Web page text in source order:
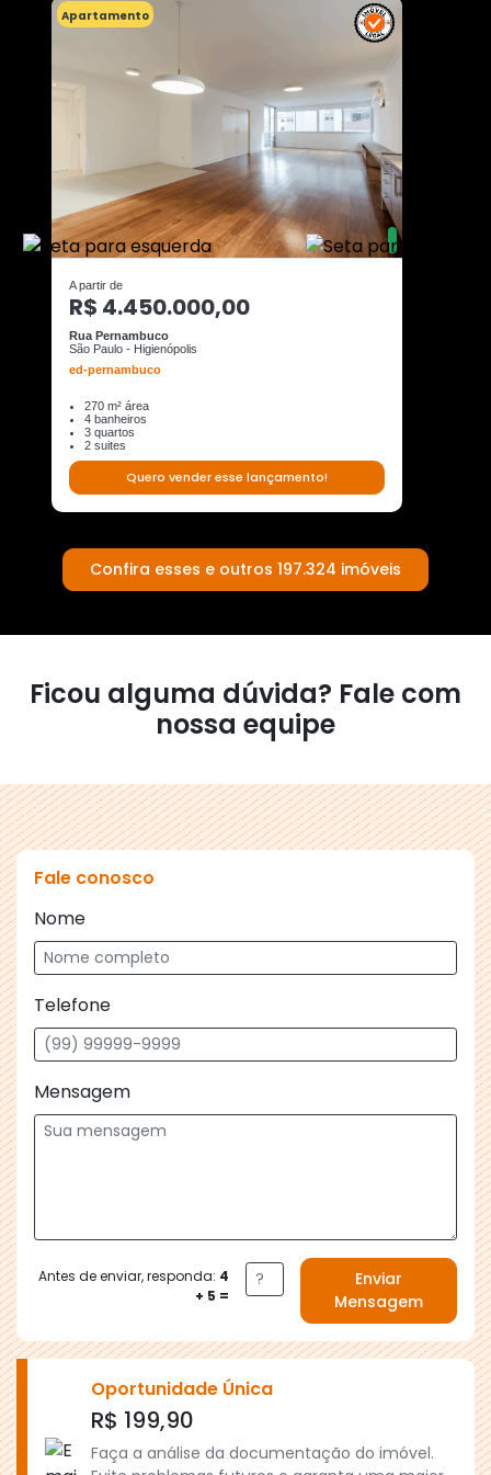
Apartamento
A partir de
R$ 4.450.000,00
Rua Pernambuco
São Paulo - Higienópolis
ed-pernambuco
270 m² área
4 banheiros
3 quartos
2 suites
Quero vender esse lançamento!
Confira esses e outros 197.324 imóveis
Ficou alguma dúvida? Fale com
nossa equipe
Fale conosco
Nome
Telefone
Mensagem
Antes de enviar, responda: 4
+ 5 =
Enviar
Mensagem
Oportunidade Única
R$ 199,90
Faça a análise da documentação do imóvel.